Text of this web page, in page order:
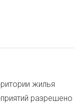
жилья
разрешено